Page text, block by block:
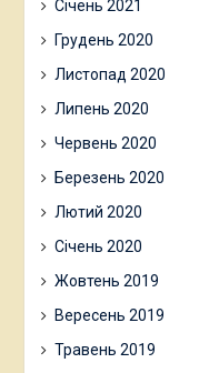
Січень 2021
Грудень 2020
Листопад 2020
Липень 2020
Червень 2020
Березень 2020
Лютий 2020
Січень 2020
Жовтень 2019
Вересень 2019
Травень 2019